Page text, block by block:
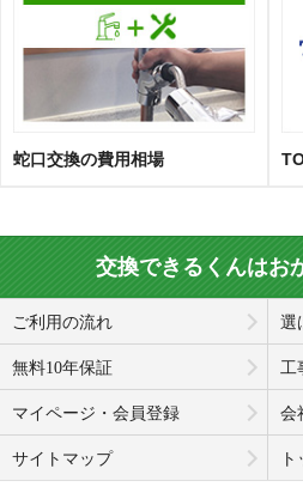
蛇口交換の費用相場
交換できるくんはお
ご利用の流れ 選
無料10年保証 工
マイページ・会員登録 会
サイトマップ